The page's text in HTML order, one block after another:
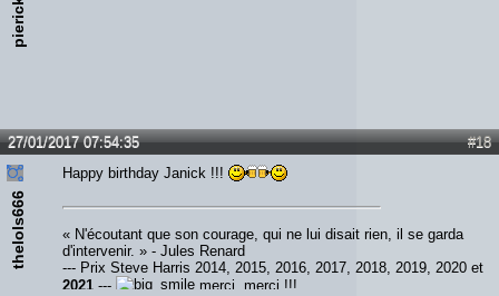
pierick
#18
27/01/2017 07:54:35
thelols666
Happy birthday Janick !!!
« N'écoutant que son courage, qui ne lui disait rien, il se garda
d'intervenir. » - Jules Renard
--- Prix Steve Harris 2014, 2015, 2016, 2017, 2018, 2019, 2020 et
2021 --- merci, merci !!!